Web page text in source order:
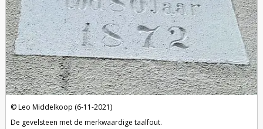
Leo Middelkoop (6-11-2021)
De gevelsteen met de merkwaardige taalfout.